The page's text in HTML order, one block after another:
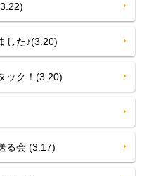
した♪(3.20)
ク！(3.20)
る会 (3.17)